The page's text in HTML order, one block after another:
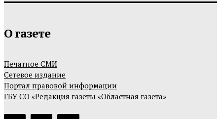
О газете
Печатное СМИ
Сетевое издание
Портал правовой информации
ГБУ СО «Редакция газеты «Областная газета»